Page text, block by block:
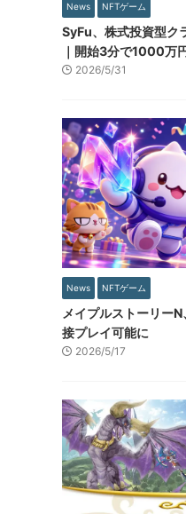
News NFTゲーム
SyFu、株式投資型ク
｜開始3分で1000万
2026/5/31
News NFTゲーム
メイプルストーリー
接プレイ可能に
2026/5/17